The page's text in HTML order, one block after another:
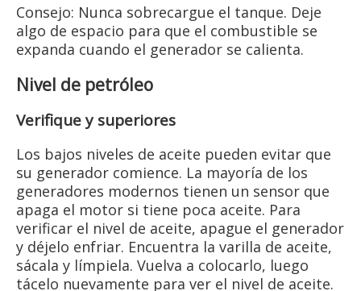
Consejo: Nunca sobrecargue el tanque. Deje
algo de espacio para que el combustible se
expanda cuando el generador se calienta.
Nivel de petróleo
Verifique y superiores
Los bajos niveles de aceite pueden evitar que
su generador comience. La mayoría de los
generadores modernos tienen un sensor que
apaga el motor si tiene poca aceite. Para
verificar el nivel de aceite, apague el generador
y déjelo enfriar. Encuentra la varilla de aceite,
sácala y límpiela. Vuelva a colocarlo, luego
tácelo nuevamente para ver el nivel de aceite.